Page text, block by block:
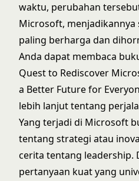
waktu, perubahan
Microsoft, menjadikannya
paling berharga dan
Anda dapat membaca
Quest to Rediscover
a Better Future for
lebih lanjut tentang
Yang terjadi di Microsoft
tentang strategi atau
cerita tentang leadership.
pertanyaan kuat yang